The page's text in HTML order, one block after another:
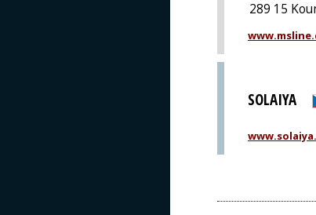
289 15
SOLAIYA